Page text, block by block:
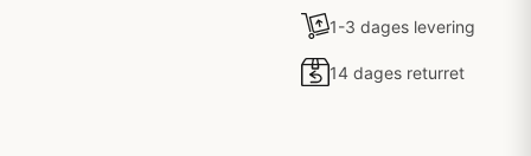
1-3 dages levering
14 dages returret